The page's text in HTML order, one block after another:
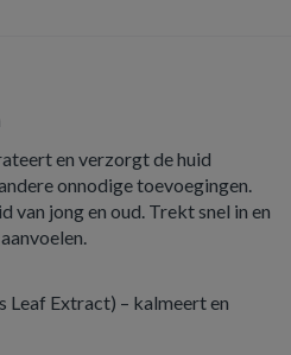
en verzorgt de huid
onnodige toevoegingen.
van jong en oud. Trekt snel in en
Leaf Extract) – kalmeert en